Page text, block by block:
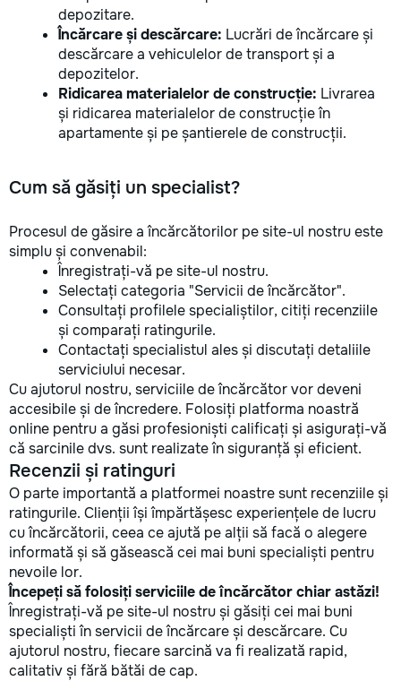
depozitare.
Încărcare și descărcare: Lucrări de încărcare și
descărcare a vehiculelor de transport și a
depozitelor.
Ridicarea materialelor de construcție: Livrarea
și ridicarea materialelor de construcție în
apartamente și pe șantierele de construcții.
Cum să găsiți un specialist?
Procesul de găsire a încărcătorilor pe site-ul nostru este
simplu și convenabil:
Înregistrați-vă pe site-ul nostru.
Selectați categoria "Servicii de încărcător".
Consultați profilele specialiștilor, citiți recenziile
și comparați ratingurile.
Contactați specialistul ales și discutați detaliile
serviciului necesar.
Cu ajutorul nostru, serviciile de încărcător vor deveni
accesibile și de încredere. Folosiți platforma noastră
online pentru a găsi profesioniști calificați și asigurați-vă
că sarcinile dvs. sunt realizate în siguranță și eficient.
Recenzii și ratinguri
O parte importantă a platformei noastre sunt recenziile și
ratingurile. Clienții își împărtășesc experiențele de lucru
cu încărcătorii, ceea ce ajută pe alții să facă o alegere
informată și să găsească cei mai buni specialiști pentru
nevoile lor.
Începeți să folosiți serviciile de încărcător chiar astăzi!
Înregistrați-vă pe site-ul nostru și găsiți cei mai buni
specialiști în servicii de încărcare și descărcare. Cu
ajutorul nostru, fiecare sarcină va fi realizată rapid,
calitativ și fără bătăi de cap.